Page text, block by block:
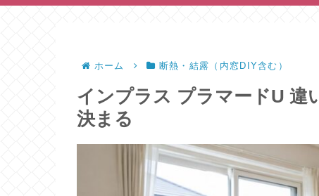
ホーム 断熱・結露（内窓DIY含む）
インプラス プラマードU 違
決まる